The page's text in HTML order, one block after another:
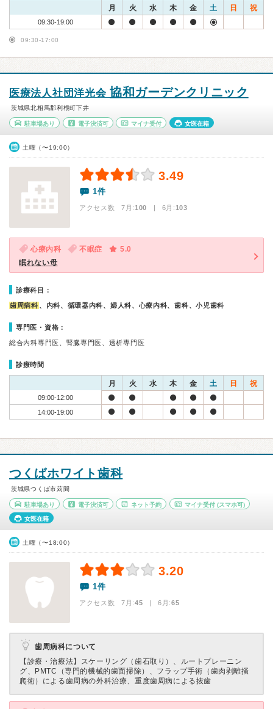
月 火 水 木 金 土 日 祝
09:30-19:00
09:30-17:00
医療法人社団洋光会 協和ガーデンクリニック
茨城県北相馬郡利根町下井
駐車場あり 電子決済可 マイナ受付 女医在籍
土曜（〜19:00）
3.49
1件
アクセス数 7月:100 | 6月:103
心療内科 不眠症
5.0
眠れない母
診療科目：
歯周病科 、内科、循環器内科、婦人科、心療内科、歯科、小児歯科
専門医・資格：
総合内科専門医、腎臓専門医、透析専門医
診療時間
月 火 水 木 金 土 日 祝
09:00-12:00
14:00-19:00
つくばホワイト歯科
茨城県つくば市苅間
駐車場あり 電子決済可 ネット予約 マイナ受付 (スマホ可)
女医在籍
土曜（〜18:00）
3.20
1件
アクセス数 7月:45 | 6月:65
歯周病科について
【診療・治療法】 スケーリング（歯石取り）、ルートプレーニン
グ、PMTC（専門的機械的歯面掃除）、フラップ手術（歯肉剥離掻
爬術）による歯周病の外科治療、重度歯周病による抜歯